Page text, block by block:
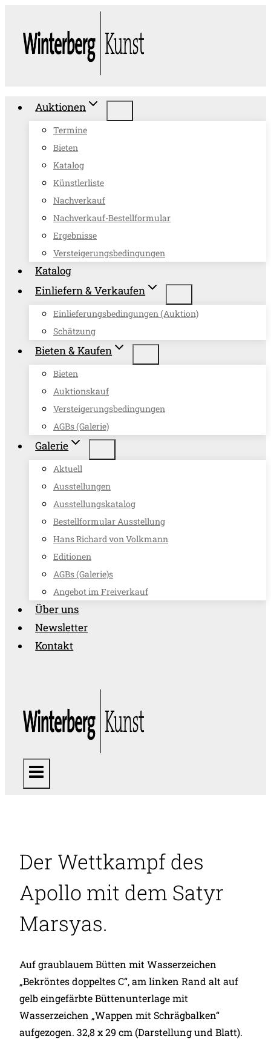
springen
Auktionen
Termine
Bieten
Katalog
Künstlerliste
Nachverkauf
Nachverkauf-Bestellformular
Ergebnisse
Versteigerungsbedingungen
Katalog
Einliefern & Verkaufen
Einlieferungsbedingungen (Auktion)
Schätzung
Bieten & Kaufen
Bieten
Auktionskauf
Versteigerungsbedingungen
AGBs (Galerie)
Galerie
Aktuell
Ausstellungen
Ausstellungskatalog
Bestellformular Ausstellung
Hans Richard von Volkmann
Editionen
AGBs (Galerie)s
Angebot im Freiverkauf
Über uns
Newsletter
Kontakt
Der Wettkampf des
Apollo mit dem Satyr
Marsyas.
Auf graublauem Bütten mit Wasserzeichen
„Bekröntes doppeltes C“, am linken Rand alt auf
gelb eingefärbte Büttenunterlage mit
Wasserzeichen „Wappen mit Schrägbalken“
aufgezogen. 32,8 x 29 cm (Darstellung und Blatt).